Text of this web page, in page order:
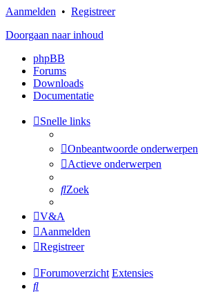
Aanmelden • Registreer
Doorgaan naar inhoud
phpBB
Forums
Downloads
Documentatie
Snelle links
Onbeantwoorde onderwerpen
Actieve onderwerpen
Zoek
V&A
Aanmelden
Registreer
Forumoverzicht Extensies
Zoek